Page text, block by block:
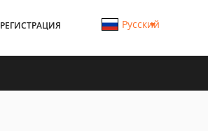
РЕГИСТРАЦИЯ Русский